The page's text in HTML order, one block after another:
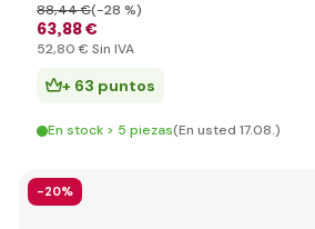
63,88 €
88,44 €(-28 %)
52,80 € Sin IVA
+ 63 puntos
En stock > 5 piezas(En usted 17.08.)
-20%